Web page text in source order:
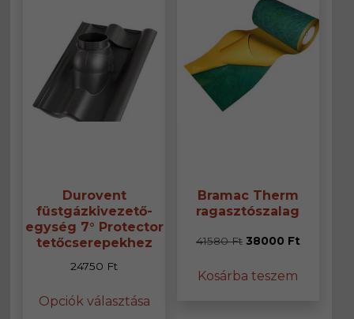
választhatók
ki
Durovent
füstgázkivezető-
egység 7° Protector
tetőcserepekhez
24750 Ft
Opciók választásaa
Bramac Therm
ragasztószalag
41580Ft Original
was:
38000 FtCurrent
Kosárba teszem